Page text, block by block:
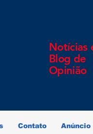
Notícias
Blog de
Opinião
Contato Anúncio